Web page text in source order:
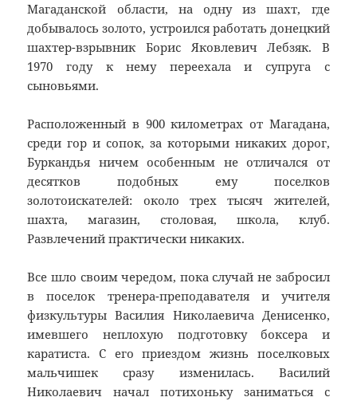
Магаданской области, на одну из шахт, где
добывалось золото, устроился работать донецкий
шахтер-взрывник Борис Яковлевич Лебзяк. В
1970 году к нему переехала и супруга с
сыновьями.
Расположенный в 900 километрах от Магадана,
среди гор и сопок, за которыми никаких дорог,
Буркандья ничем особенным не отличался от
десятков подобных ему поселков
золотоискателей: около трех тысяч жителей,
шахта, магазин, столовая, школа, клуб.
Развлечений практически никаких.
Все шло своим чередом, пока случай не забросил
в поселок тренера-преподавателя и учителя
физкультуры Василия Николаевича Денисенко,
имевшего неплохую подготовку боксера и
каратиста. С его приездом жизнь поселковых
мальчишек сразу изменилась. Василий
Николаевич начал потихоньку заниматься с